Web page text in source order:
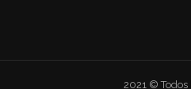
2021 © Todos